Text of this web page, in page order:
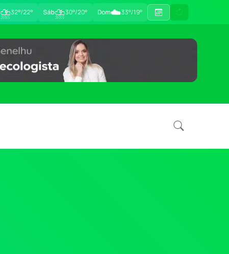
⛈32°/22° Sáb⛈30°/20° Dom☁️33°/19°